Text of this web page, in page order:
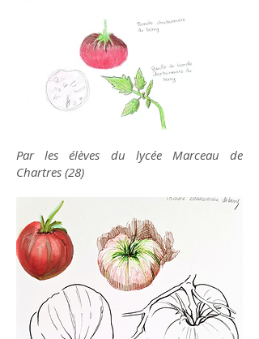
Par les élèves du lycée Marceau de
Chartres (28)